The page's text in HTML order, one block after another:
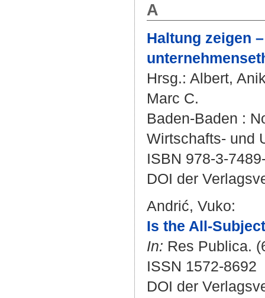
A
Haltung zeigen
Hrsg.: Albert,
Marc C.
Baden-Baden :
Wirtschafts- und
ISBN 978-3-
DOI der
Andrić, Vuko:
Is the All-
In: Res Publica.
ISSN 1572-8692
DOI der